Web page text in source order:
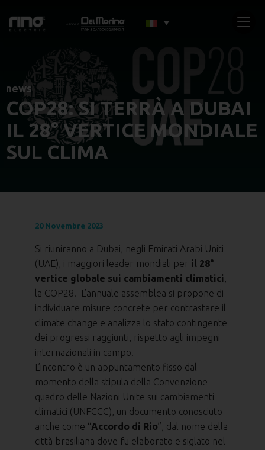
news
COP28: SI TERRÀ A DUBAI
IL 28° VERTICE MONDIALE
SUL CLIMA
20 Novembre 2023
Si riuniranno a Dubai, negli Emirati Arabi Uniti
(UAE), i maggiori leader mondiali per il 28°
vertice globale sui cambiamenti climatici ,
la COP28. L’annuale assemblea si propone di
individuare misure concrete per contrastare il
climate change e analizza lo stato contingente
dei progressi raggiunti, rispetto agli impegni
internazionali in campo.
L’incontro è un appuntamento fisso dal
momento della stipula della Convenzione
quadro delle Nazioni Unite sui cambiamenti
climatici (UNFCCC), un documento conosciuto
anche come “Accordo di Rio”, dal nome della
città brasiliana dove fu elaborato e siglato nel